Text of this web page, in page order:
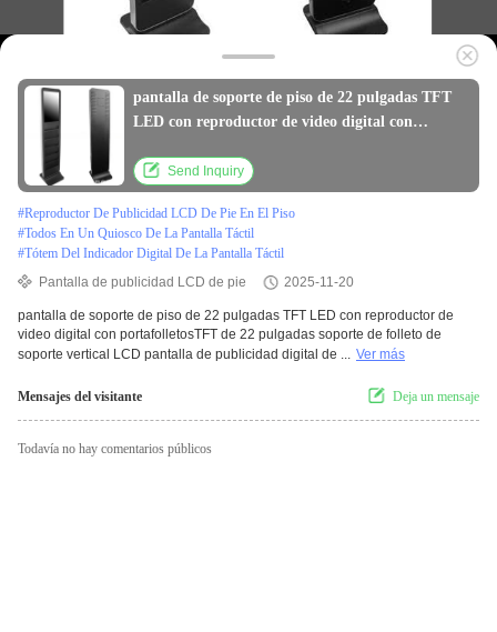
pantalla de soporte de piso de 22 pulgadas TFT
LED con reproductor de video digital con
Send Inquiry
#Reproductor De Publicidad LCD De Pie En El Piso
#Todos En Un Quiosco De La Pantalla Táctil
#Tótem Del Indicador Digital De La Pantalla Táctil
Pantalla de publicidad LCD de pie
2025-11-20
pantalla de soporte de piso de 22 pulgadas TFT LED con reproductor de
video digital con portafolletosTFT de 22 pulgadas soporte de folleto de
soporte vertical LCD pantalla de publicidad digital de ... Ver más
Mensajes del visitante Deja un mensaje
Todavía no hay comentarios públicos